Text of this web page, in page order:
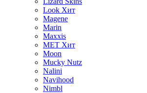
Look Хит
Magene
Marin
Maxxis
MET Хит
Moon
Mucky Nutz
Nalini
Navihood
Nimbl